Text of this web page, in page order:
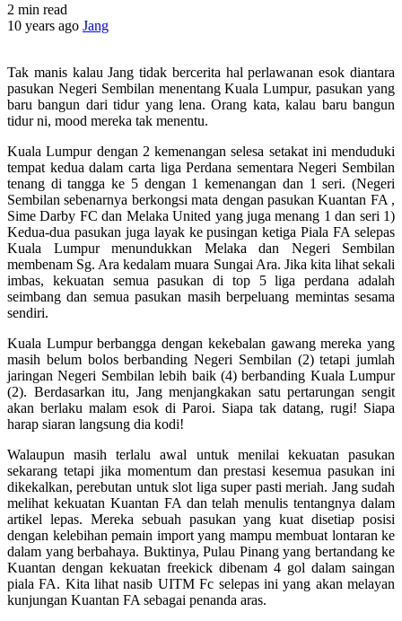
2 min read
10 years ago Jang
Tak manis kalau Jang tidak bercerita hal perlawanan esok diantara
pasukan Negeri Sembilan menentang Kuala Lumpur, pasukan yang
baru bangun dari tidur yang lena. Orang kata, kalau baru bangun
tidur ni, mood mereka tak menentu.
Kuala Lumpur dengan 2 kemenangan selesa setakat ini menduduki
tempat kedua dalam carta liga Perdana sementara Negeri Sembilan
tenang di tangga ke 5 dengan 1 kemenangan dan 1 seri. (Negeri
Sembilan sebenarnya berkongsi mata dengan pasukan Kuantan FA ,
Sime Darby FC dan Melaka United yang juga menang 1 dan seri 1)
Kedua-dua pasukan juga layak ke pusingan ketiga Piala FA selepas
Kuala Lumpur menundukkan Melaka dan Negeri Sembilan
membenam Sg. Ara kedalam muara Sungai Ara. Jika kita lihat sekali
imbas, kekuatan semua pasukan di top 5 liga perdana adalah
seimbang dan semua pasukan masih berpeluang memintas sesama
sendiri.
Kuala Lumpur berbangga dengan kekebalan gawang mereka yang
masih belum bolos berbanding Negeri Sembilan (2) tetapi jumlah
jaringan Negeri Sembilan lebih baik (4) berbanding Kuala Lumpur
(2). Berdasarkan itu, Jang menjangkakan satu pertarungan sengit
akan berlaku malam esok di Paroi. Siapa tak datang, rugi! Siapa
harap siaran langsung dia kodi!
Walaupun masih terlalu awal untuk menilai kekuatan pasukan
sekarang tetapi jika momentum dan prestasi kesemua pasukan ini
dikekalkan, perebutan untuk slot liga super pasti meriah. Jang sudah
melihat kekuatan Kuantan FA dan telah menulis tentangnya dalam
artikel lepas. Mereka sebuah pasukan yang kuat disetiap posisi
dengan kelebihan pemain import yang mampu membuat lontaran ke
dalam yang berbahaya. Buktinya, Pulau Pinang yang bertandang ke
Kuantan dengan kekuatan freekick dibenam 4 gol dalam saingan
piala FA. Kita lihat nasib UITM Fc selepas ini yang akan melayan
kunjungan Kuantan FA sebagai penanda aras.